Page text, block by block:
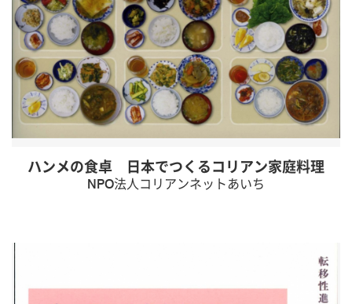
ハンメの食卓 日本でつくるコリアン家庭料理
NPO法人コリアンネットあいち